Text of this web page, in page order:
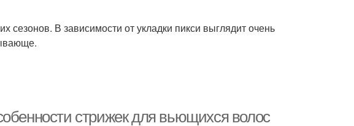
сезонов. В зависимости от укладки пикси выглядит очень
стрижек для вьющихся волос